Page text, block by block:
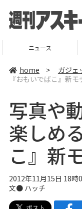
ニュース
home > ガジェ
『おもいでばこ』新モ
写真や
楽しめ
こ』新
2012年11月15日 18時
文● ハッチ